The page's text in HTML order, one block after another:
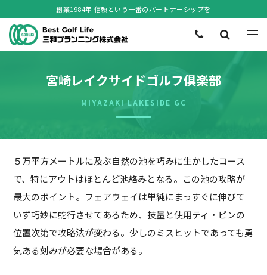
創業1984年 信頼という一番のパートナーシップを
宮崎レイクサイドゴルフ倶楽部
MIYAZAKI LAKESIDE GC
５万平方メートルに及ぶ自然の池を巧みに生かしたコース
で、特にアウトはほとんど池絡みとなる。この池の攻略が
最大のポイント。フェアウェイは単純にまっすぐに伸びて
いず巧妙に蛇行させてあるため、技量と使用ティ・ピンの
位置次第で攻略法が変わる。少しのミスヒットであっても勇
気ある刻みが必要な場合がある。